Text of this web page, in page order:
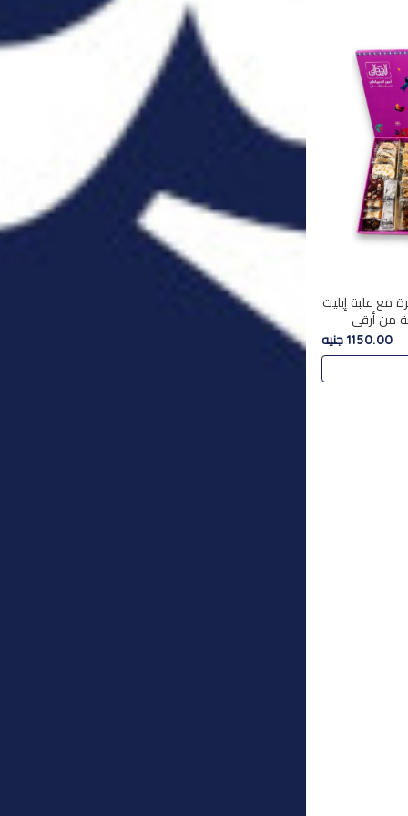
مع علبة إيليت
35 قطعة من أرقى
,معروضة
في..
1150.00 جنيه